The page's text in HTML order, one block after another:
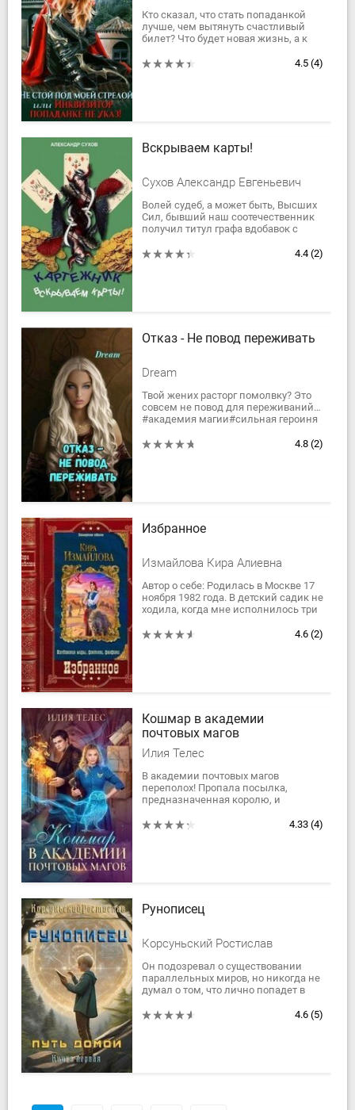
Кто сказал, что стать попаданкой
лучше, чем вытянуть счастливый
билет? Что будет новая жизнь, а к
редкий дар?
4.5 (4)
Вскрываем карты!
Сухов Александр Евгеньевич
Волей судеб, а может быть, Высших
Сил, бывший наш соотечественник
получил титул графа вдобавок с
предстоит оправдать доверие
4.4 (2)
Отказ - Не повод переживать
Dream
Твой жених расторг помолвку? Это
совсем не повод для переживаний…
#академия магии#сильная героиня
#магическая академия
4.8 (2)
Избранное
Измайлова Кира Алиевна
Автор о себе: Родилась в Москве 17
ноября 1982 года. В детский садик не
ходила, когда мне исполнилось три
С тех пор и читаю......
4.6 (2)
Кошмар в академии
почтовых магов
Илия Телес
В академии почтовых магов
переполох! Пропала посылка,
предназначенная королю, и
найти пропажу в течение месяца,
4.33 (4)
Рунописец
Корсуньский Ростислав
Он подозревал о существовании
параллельных миров, но никогда не
думал о том, что лично попадет в
власть императора Российской4.6 (5)